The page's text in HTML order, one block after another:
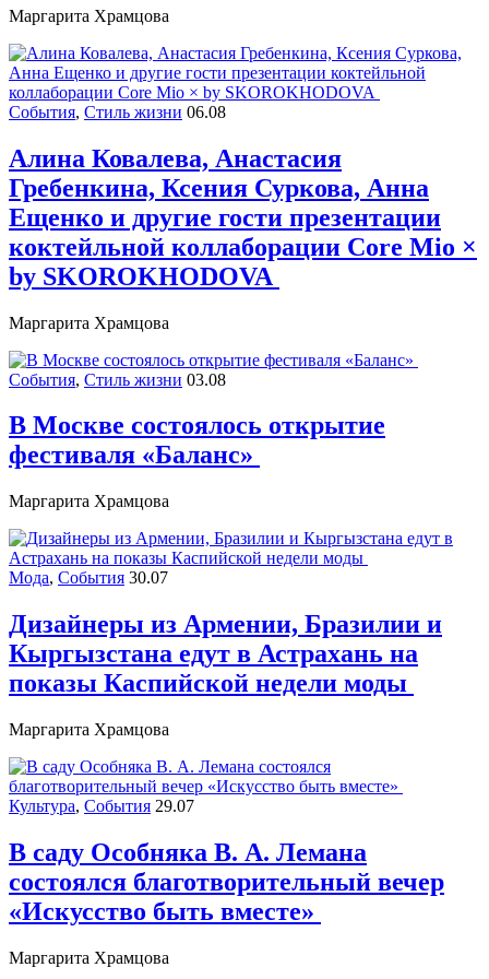
Маргарита Храмцова
События, Стиль жизни 06.08
Алина Ковалева, Анастасия
Гребенкина, Ксения Суркова, Анна
Ещенко и другие гости презентации
коктейльной коллаборации Core Mio ×
by SKOROKHODOVA
Маргарита Храмцова
События, Стиль жизни 03.08
В Москве состоялось открытие
фестиваля «Баланс»
Маргарита Храмцова
Мода, События 30.07
Дизайнеры из Армении, Бразилии и
Кыргызстана едут в Астрахань на
показы Каспийской недели моды
Маргарита Храмцова
Культура, События 29.07
В саду Особняка В. А. Лемана
состоялся благотворительный вечер
«Искусство быть вместе»
Маргарита Храмцова